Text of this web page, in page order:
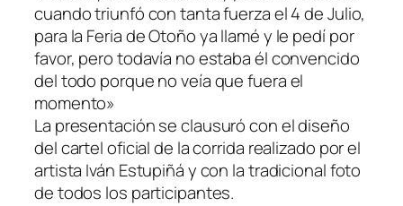
cuando triunfó con tanta fuerza el 4 de Julio,
para la Feria de Otoño ya llamé y le pedí por
favor, pero todavía no estaba él convencido
del todo porque no veía que fuera el
momento»
La presentación se clausuró con el diseño
del cartel oficial de la corrida realizado por el
artista Iván Estupiñá y con la tradicional foto
de todos los participantes.